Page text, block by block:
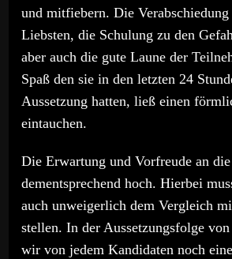
und mitfiebern. Die Verabschiedung
Liebsten, die Schulung zu den
aber auch die gute Laune der
Spaß den sie in den letzten 24
Aussetzung hatten, ließ einen
eintauchen.
Die Erwartung und Vorfreude an
dementsprechend hoch. Hierbei
auch unweigerlich dem Vergleich
stellen. In der Aussetzungsfolge
wir von jedem Kandidaten noch